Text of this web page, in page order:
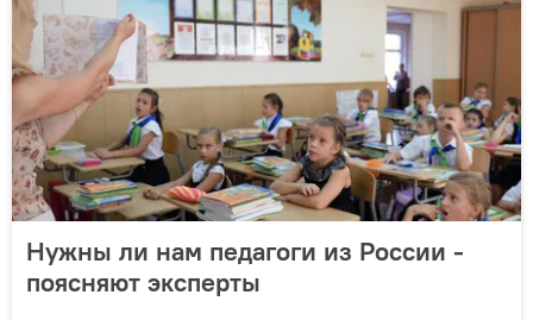
Нужны ли нам педагоги из России -
поясняют эксперты